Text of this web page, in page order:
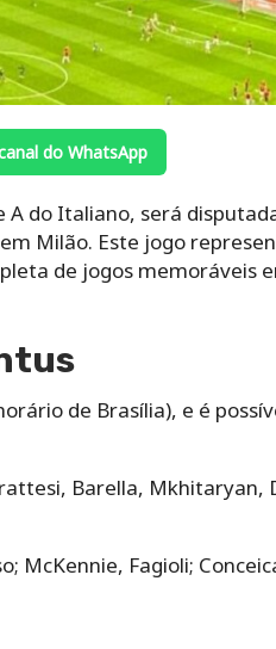
do WhatsApp
do Italiano, será
Milão. Este jogo
de jogos memoráveis
de Brasília), e é
Barella, Mkhitaryan,
McKennie, Fagioli;